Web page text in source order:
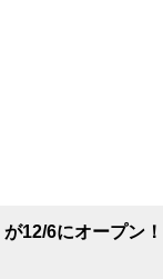
12/6にオープン